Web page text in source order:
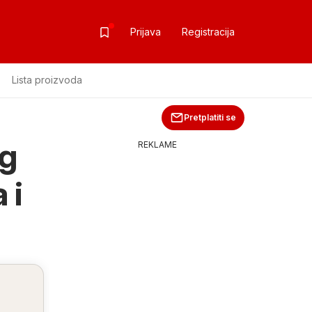
Prijava Registracija
Lista proizvoda
Pretplatiti se
i
REKLAME